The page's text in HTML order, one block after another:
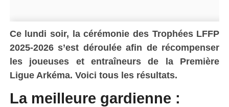
Ce lundi soir, la cérémonie des Trophées LFFP
2025-2026 s’est déroulée afin de récompenser
les joueuses et entraîneurs de la Première
Ligue Arkéma. Voici tous les résultats.
La meilleure gardienne :